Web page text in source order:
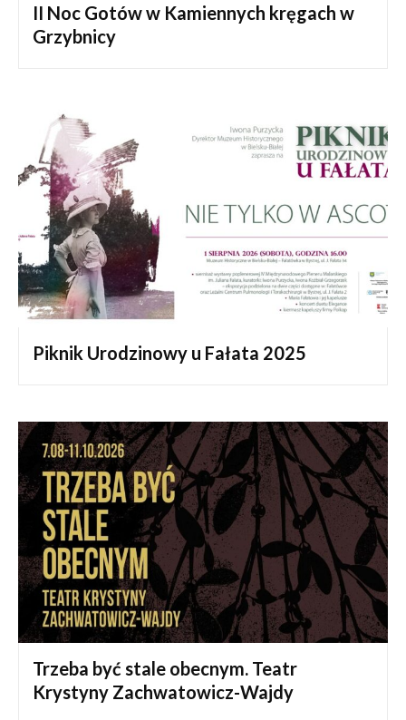
II Noc Gotów w Kamiennych kręgach w
Grzybnicy
Piknik Urodzinowy u Fałata 2025
Trzeba być stale obecnym. Teatr
Krystyny Zachwatowicz-Wajdy